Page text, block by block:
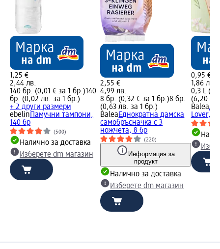
1,25 €
2,44 лв.
140 бр. (0,01 € за 1 бр.)140
бр. (0,02 лв. за 1 бр.)
+ 2 други размери
ebelinПамучни тампони,
140 бр
(500)
Налично за доставка
Изберете dm магазин
2,55 €
4,99 лв.
8 бр. (0,32 € за 1 бр.)8 бр.
(0,63 лв. за 1 бр.)
BaleaЕднократна дамска
самобръсначка с 3
ножчета, 8 бр
(220)
Информация за
продукт
Налично за доставка
Изберете dm магазин
0,95 €
1,86 лв.
0,3 L
(6,20
Balea
Lover,